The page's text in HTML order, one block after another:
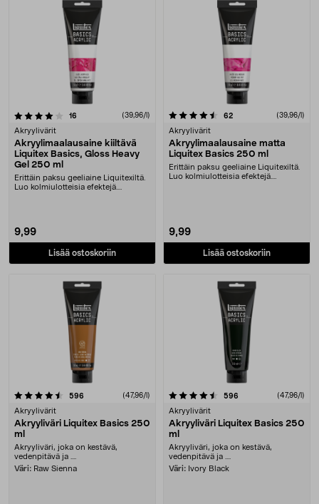
16 (39,96/l)
Akryylivärit
Akryylimaalausaine kiiltävä
Liquitex Basics, Gloss Heavy
Gel 250 ml
Erittäin paksu geeliaine Liquitexiltä.
Luo kolmiulotteisia efektejä.
9,99
Lisää ostoskoriin
4.5 viidestä tähdestä 62arvostelut (39,96/l)
Akryylivärit
Akryylimaalausaine matta
Liquitex Basics 250 ml
Erittäin paksu geeliaine Liquitexiltä.
Luo kolmiulotteisia efektejä.
9,99
Lisää ostoskoriin
596 (47,96/l)
Akryylivärit
Akryyliväri Liquitex Basics 250
ml
Akryyliväri, joka on kestävä,
vedenpitävä ja ....
Väri: Raw Sienna
4.5 viidestä tähdestä 596 (47,96/l)
Akryylivärit
Akryyliväri Liquitex Basics 250
ml
Akryyliväri, joka on kestävä,
vedenpitävä ja ....
Väri: Ivory Black